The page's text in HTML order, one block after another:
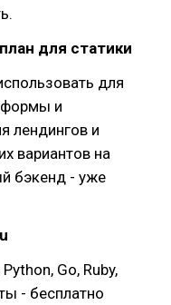
для статики
для
формы и
лендингов и
вариантов на
бэкенд - уже
Go, Ruby,
- бесплатно